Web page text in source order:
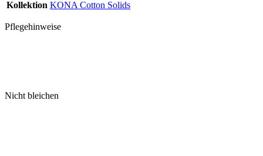
Kollektion KONA Cotton Solids
Pflegehinweise
Nicht bleichen